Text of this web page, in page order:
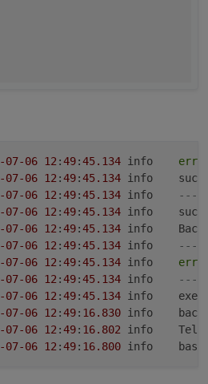
-07-06 12 :49:45.134
-07-06 12 :49:45.134
info
-07-06 12 :49:45.134
---
-07-06 12 :49:45.134
info
-07-06 12 :49:45.134
-07-06 12 :49:45.134
---
-07-06 12 :49:45.134
-07-06 12 :49:45.134
---
-07-06 12 :49:45.134
info
-07-06 12 :49: 16.830
info
-07-06 12 :49: 16.802
-07-06 12 :49: 16.800